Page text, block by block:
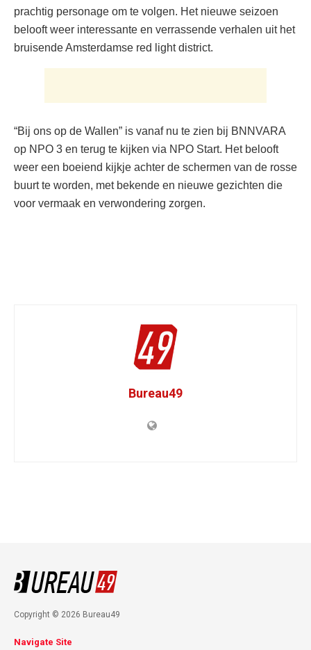
prachtig personage om te volgen. Het nieuwe seizoen
belooft weer interessante en verrassende verhalen uit het
bruisende Amsterdamse red light district.
“Bij ons op de Wallen” is vanaf nu te zien bij BNNVARA
op NPO 3 en terug te kijken via NPO Start. Het belooft
weer een boeiend kijkje achter de schermen van de rosse
buurt te worden, met bekende en nieuwe gezichten die
voor vermaak en verwondering zorgen.
Bureau49
Copyright © 2026 Bureau49
Navigate Site